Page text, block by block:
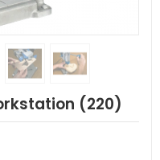
(220)